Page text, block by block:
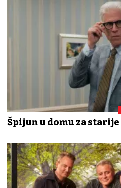
Špijun u domu za starije